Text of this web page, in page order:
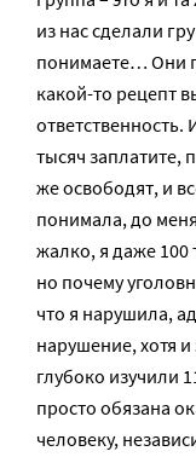
из нас сделали
понимаете… Они
какой-то рецепт
ответственность.
тысяч заплатите,
же освободят, и
понимала, до
жалко, я даже 100
но почему
что я нарушила,
нарушение, хотя
глубоко изучили
просто обязана
человеку,